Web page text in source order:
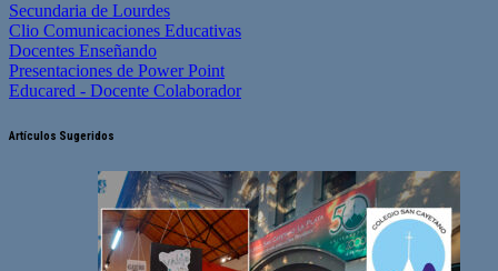
Secundaria de Lourdes
Clio Comunicaciones Educativas
Docentes Enseñando
Presentaciones de Power Point
Educared - Docente Colaborador
Artículos Sugeridos